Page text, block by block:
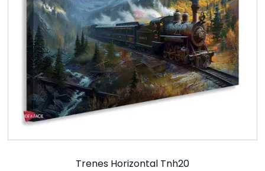
Trenes Horizontal Tnh20